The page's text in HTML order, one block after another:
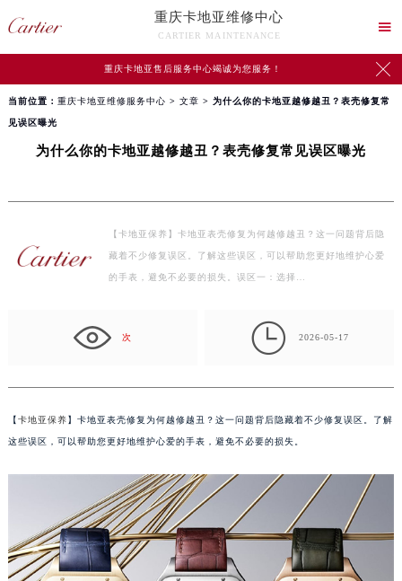
重庆卡地亚维修中心
CARTIER MAINTENANCE

重庆卡地亚售后服务中心竭诚为您服务！ 
当前位置： 重庆卡地亚维修服务中心 > 文章 > 为什么你的卡地亚越修越丑？表壳修复常
见误区曝光
为什么你的卡地亚越修越丑？表壳修复常见误区曝光
【卡地亚保养】卡地亚表壳修复为何越修越丑？这一问题背后隐
藏着不少修复误区。了解这些误区，可以帮助您更好地维护心爱
的手表，避免不必要的损失。误区一：选择…
次  2026-05-17
【卡地亚保养】卡地亚表壳修复为何越修越丑？这一问题背后隐藏着不少修复误区。了解
这些误区，可以帮助您更好地维护心爱的手表，避免不必要的损失。